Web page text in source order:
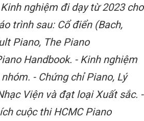
nghiệm đi dạy từ 2023 cho
trình sau: Cổ điển (Bach,
Piano, The Piano
Handbook. - Kinh nghiệm
- Chứng chỉ Piano, Lý
Viện và đạt loại Xuất sắc. -
cuộc thi HCMC Piano